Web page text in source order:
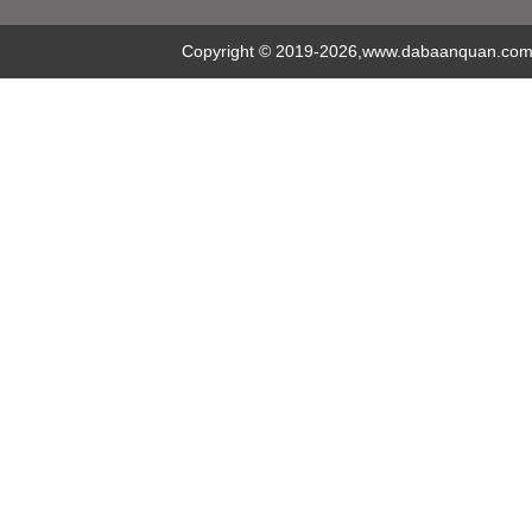
Copyright © 2019-